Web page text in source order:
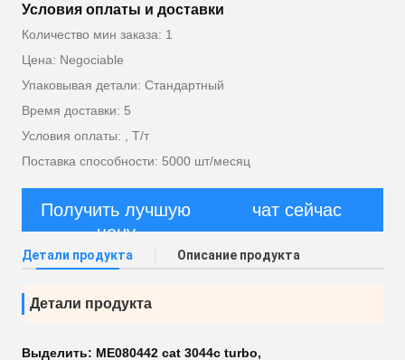
Условия оплаты и доставки
Количество мин заказа: 1
Цена: Negociable
Упаковывая детали: Стандартный
Время доставки: 5
Условия оплаты: , Т/т
Поставка способности: 5000 шт/месяц
Получить лучшую
цену
чат сейчас
Детали продукта Описание продукта
Детали продукта
Выделить: ME080442 cat 3044c turbo,